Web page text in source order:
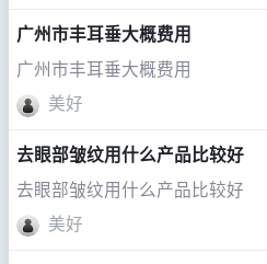
广州市丰耳垂大概费用
广州市丰耳垂大概费用
美好
去眼部皱纹用什么产品比较好
去眼部皱纹用什么产品比较好
美好